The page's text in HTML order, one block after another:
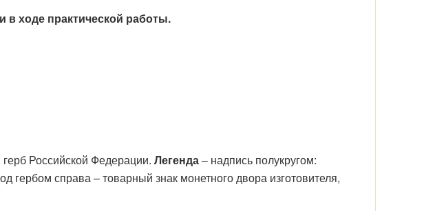
ходе практической работы.
Российской Федерации. Легенда– надпись полукругом:
справа – товарный знак монетного двора изготовителя,